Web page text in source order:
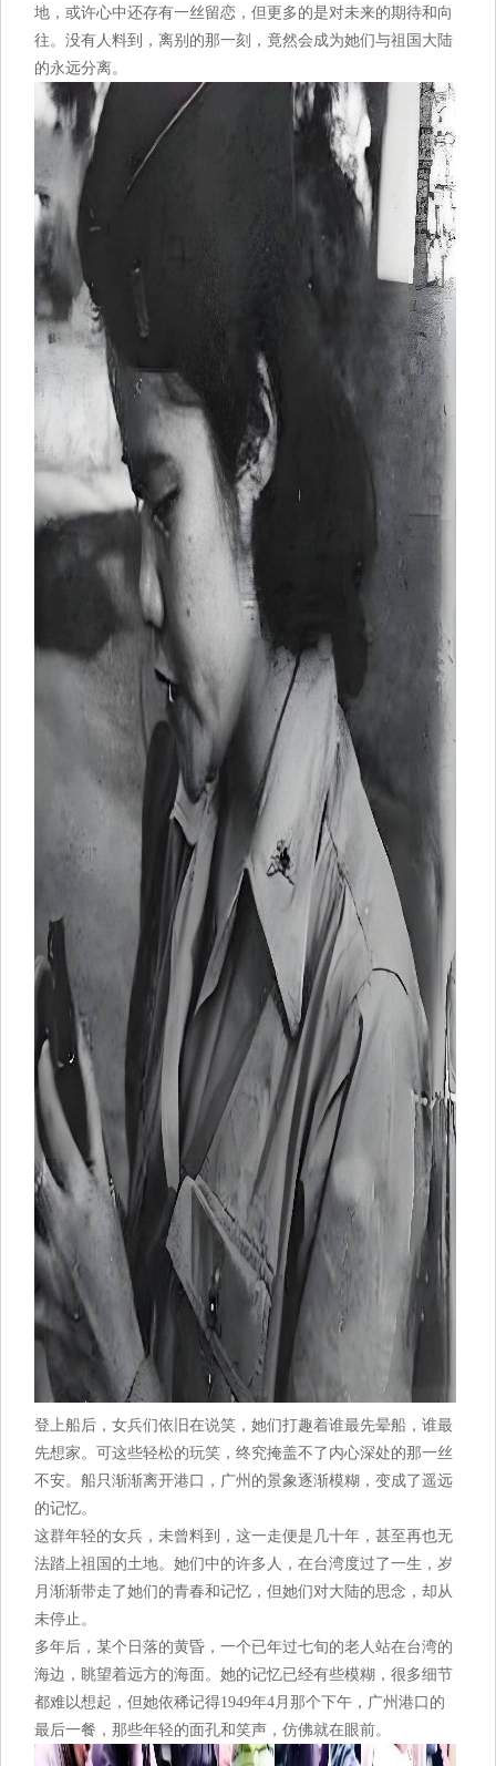
地，或许心中还存有一丝留恋，但更多的是对未来的期待和向
往。没有人料到，离别的那一刻，竟然会成为她们与祖国大陆
的永远分离。
登上船后，女兵们依旧在说笑，她们打趣着谁最先晕船，谁最
先想家。可这些轻松的玩笑，终究掩盖不了内心深处的那一丝
不安。船只渐渐离开港口，广州的景象逐渐模糊，变成了遥远
的记忆。
这群年轻的女兵，未曾料到，这一走便是几十年，甚至再也无
法踏上祖国的土地。她们中的许多人，在台湾度过了一生，岁
月渐渐带走了她们的青春和记忆，但她们对大陆的思念，却从
未停止。
多年后，某个日落的黄昏，一个已年过七旬的老人站在台湾的
海边，眺望着远方的海面。她的记忆已经有些模糊，很多细节
都难以想起，但她依稀记得1949年4月那个下午，广州港口的
最后一餐，那些年轻的面孔和笑声，仿佛就在眼前。